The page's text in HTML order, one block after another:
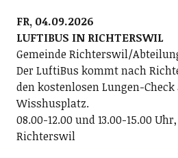
FR, 04.09.2026
LUFTIBUS IN RICHTERSWIL
Gemeinde Richterswil/
Der LuftiBus kommt nach
den kostenlosen Lungen-
Wisshusplatz.
08.00-12.00 und 13.00-15.00
Richterswil